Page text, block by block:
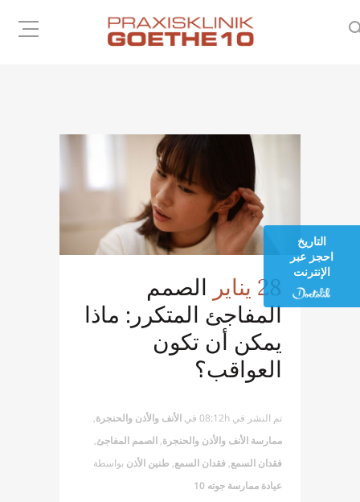
فقدان السمع
28 يناير
الصمم
المفاجئ المتكرر: ماذا
يمكن أن تكون
العواقب؟
تم النشر في 08:12h في الأنف والأذن والحنجرة,
ممارسة الأنف والأذن والحنجرة, الصمم المفاجئ,
فقدان السمع, فقدان السمع, طنين الأذن بواسطة
عيادة ممارسة جوته 10
التاريخ
احجز عبر
الإنترنت